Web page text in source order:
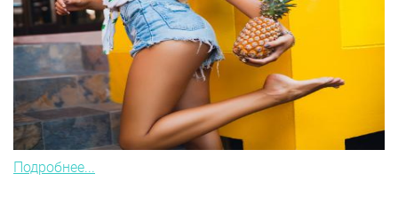
Подробнее...